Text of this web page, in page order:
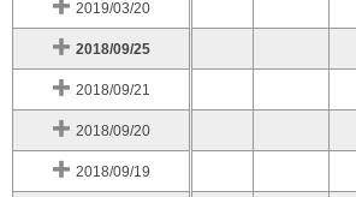
2019/03/20
2018/09/25
2018/09/21
2018/09/20
2018/09/19